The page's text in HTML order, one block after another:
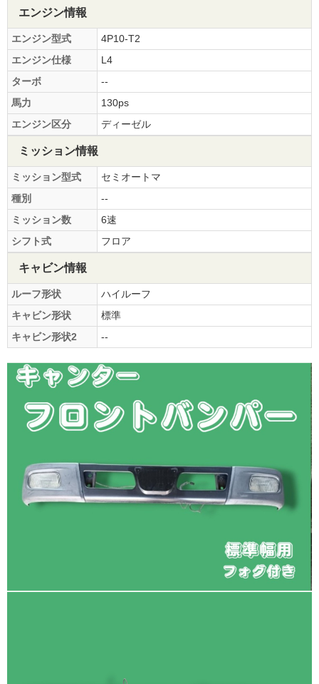
エンジン情報
エンジン型式
4P10-T2
エンジン仕様
L4
ターボ
--
馬力
130ps
エンジン区分
ディーゼル
ミッション情報
ミッション型式
セミオートマ
種別
--
ミッション数
6速
シフト式
フロア
キャビン情報
ルーフ形状
ハイルーフ
キャビン形状
標準
キャビン形状2
--